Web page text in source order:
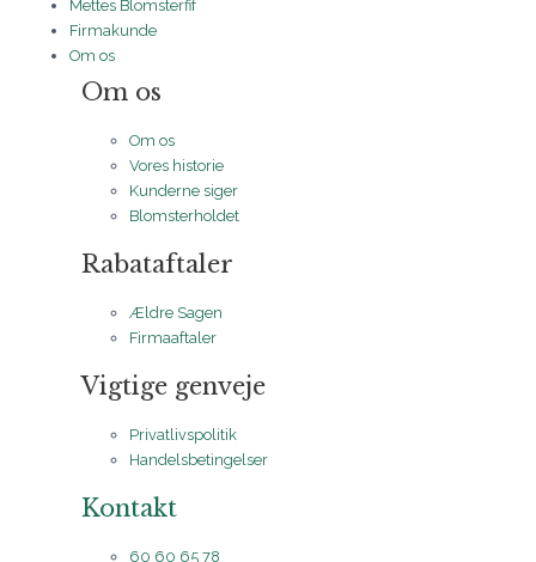
Mettes Blomsterfif
Firmakunde
Om os
Om os
Om os
Vores historie
Kunderne siger
Blomsterholdet
Rabataftaler
Ældre Sagen
Firmaaftaler
Vigtige genveje
Privatlivspolitik
Handelsbetingelser
Kontakt
60 60 65 78